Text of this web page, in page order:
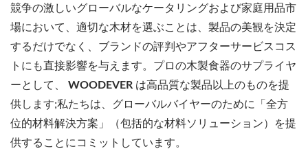
競争の激しいグローバルなケータリングおよび家庭用品市
場において、適切な木材を選ぶことは、製品の美観を決定
するだけでなく、ブランドの評判やアフターサービスコス
トにも直接影響を与えます。プロの木製食器のサプライヤ
ーとして、
WOODEVER は高品質な製品以上のものを提
供します;私たちは、グローバルバイヤーのために「全方
位的材料解決方案」（包括的な材料ソリューション）を提
供することにコミットしています。